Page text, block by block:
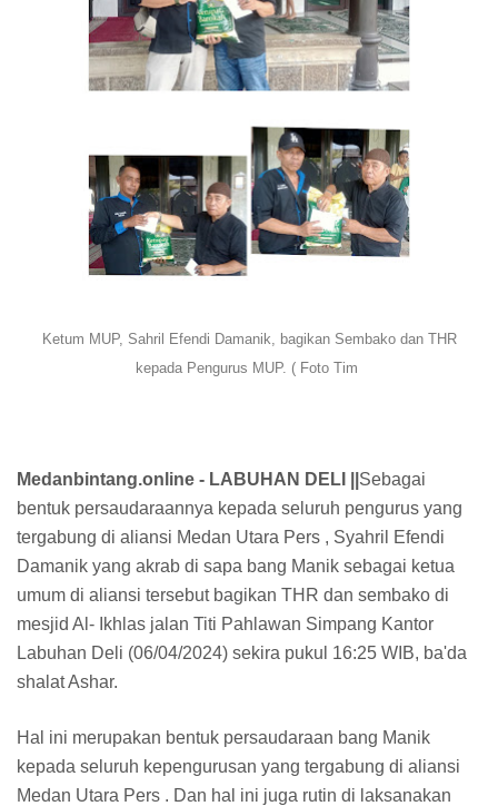
Ketum MUP, Sahril Efendi Damanik, bagikan Sembako dan THR
kepada Pengurus MUP. ( Foto Tim
Medanbintang.online - LABUHAN DELI || Sebagai
bentuk persaudaraannya kepada seluruh pengurus yang
tergabung di aliansi Medan Utara Pers , Syahril Efendi
Damanik yang akrab di sapa bang Manik sebagai ketua
umum di aliansi tersebut bagikan THR dan sembako di
mesjid Al- Ikhlas jalan Titi Pahlawan Simpang Kantor
Labuhan Deli (06/04/2024) sekira pukul 16:25 WIB, ba'da
shalat Ashar.
Hal ini merupakan bentuk persaudaraan bang Manik
kepada seluruh kepengurusan yang tergabung di aliansi
Medan Utara Pers . Dan hal ini juga rutin di laksanakan